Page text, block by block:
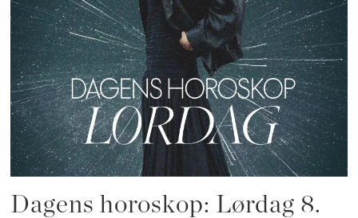
Dagens horoskop: Lørdag 8.